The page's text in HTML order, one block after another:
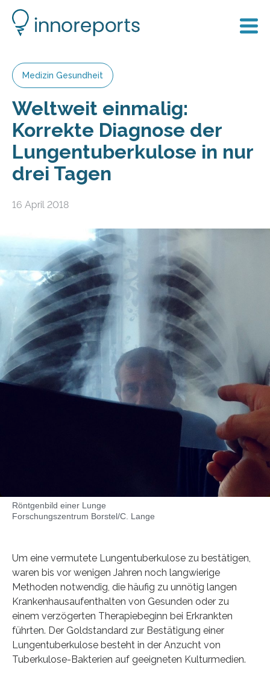
Medizin Gesundheit
Weltweit einmalig:
Korrekte Diagnose der
Lungentuberkulose in nur
drei Tagen
16 April 2018
Röntgenbild einer Lunge
Forschungszentrum Borstel/C. Lange
Um eine vermutete Lungentuberkulose zu bestätigen,
waren bis vor wenigen Jahren noch langwierige
Methoden notwendig, die häufig zu unnötig langen
Krankenhausaufenthalten von Gesunden oder zu
einem verzögerten Therapiebeginn bei Erkrankten
führten. Der Goldstandard zur Bestätigung einer
Lungentuberkulose besteht in der Anzucht von
Tuberkulose-Bakterien auf geeigneten Kulturmedien.